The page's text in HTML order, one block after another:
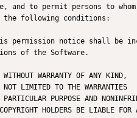
to permit persons to
following conditions:
permission notice shall be
of the Software.
WARRANTY OF ANY KIND,
LIMITED TO THE WARRANTIES
PURPOSE AND
HOLDERS BE LIABLE